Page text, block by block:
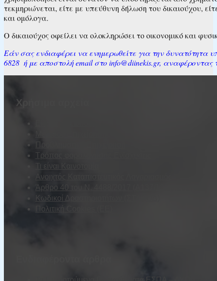
τεκμηριώνεται, είτε με υπεύθυνη δήλωση του δικαιούχου,
και ομόλογα.
Ο δικαιούχος οφείλει να ολοκληρώσει το οικονομικό και
Εάν σας ενδιαφέρει να ενημερωθείτε για την δυνατότητα
6828 ή με αποστολή email στο info@diinekis.gr,
Χρήσιμα αρχεία
Τρόπος φορολόγησης Ενίσχυσης
Τι είναι Καινοτομία
Ανοιχτός Καταπιστευτικός Λογαριασμός
Άρθρο 40 του Ν. 4488/2017 (Α137/13.09.2017)
Κωδικοί Δραστηριοτήτων (ΣΤΑΚΟΔ)
Πολιτική Cookies (ΕΕ)